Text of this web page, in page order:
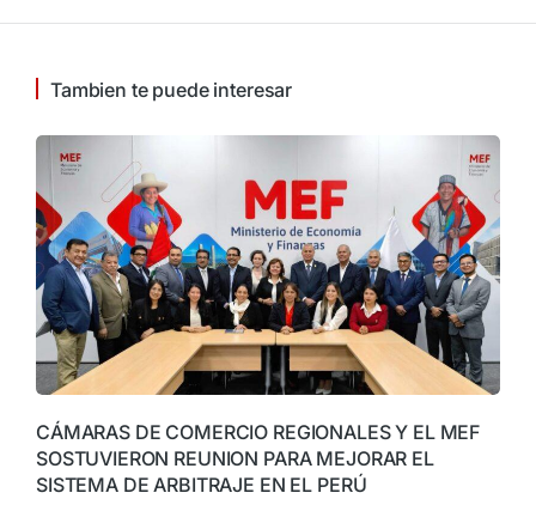
Tambien te puede interesar
CÁMARAS DE COMERCIO REGIONALES Y EL MEF
SOSTUVIERON REUNION PARA MEJORAR EL
SISTEMA DE ARBITRAJE EN EL PERÚ